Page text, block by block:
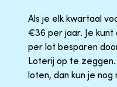
Als je elk kwartaal
€36 per jaar. Je
per lot besparen
Loterij op te
loten, dan kun je